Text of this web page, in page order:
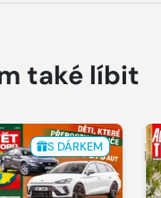
také líbit
S DÁRKEM